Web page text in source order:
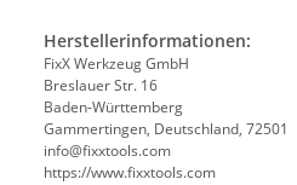
Herstellerinformationen:
FixX Werkzeug GmbH
Breslauer Str. 16
Baden-Württemberg
Gammertingen, Deutschland, 72501
info@fixxtools.com
https://www.fixxtools.com